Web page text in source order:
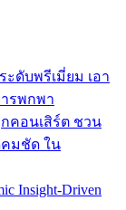
ะดับพรีเมี่ยม เอา
รพกพา
กคอนเสิร์ต ชวน
คมชัด ใน
Insight-Driven